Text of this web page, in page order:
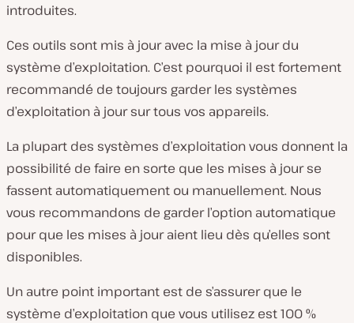
introduites.
Ces outils sont mis à jour avec la mise à jour du
système d’exploitation. C’est pourquoi il est fortement
recommandé de toujours garder les systèmes
d’exploitation à jour sur tous vos appareils.
La plupart des systèmes d’exploitation vous donnent la
possibilité de faire en sorte que les mises à jour se
fassent automatiquement ou manuellement. Nous
vous recommandons de garder l’option automatique
pour que les mises à jour aient lieu dès qu’elles sont
disponibles.
Un autre point important est de s’assurer que le
système d’exploitation que vous utilisez est 100 %